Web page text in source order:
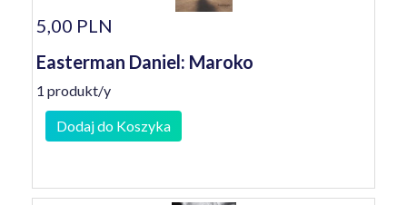
5,00 PLN
Easterman Daniel: Maroko
1 produkt/y
Dodaj do Koszyka